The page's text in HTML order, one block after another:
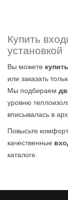
Купить
установкой
Вы можете
или заказать
Мы подбираем
уровню
вписывалась в
Повысьте
качественные
каталоге.